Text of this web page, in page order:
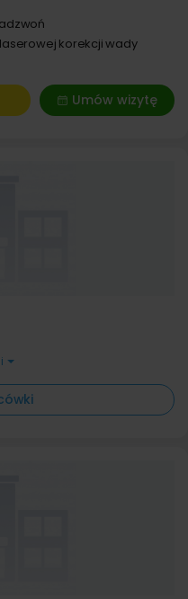
korekcji wady
Umów wizytę